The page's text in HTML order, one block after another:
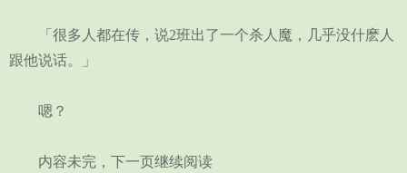
「很多人都在传，说2班出了一个杀人魔，几乎没什麽人
跟他说话。」
嗯？
内容未完，下一页继续阅读